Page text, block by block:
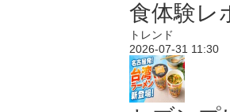
食体験レ
トレンド
2026-07-31 11:30